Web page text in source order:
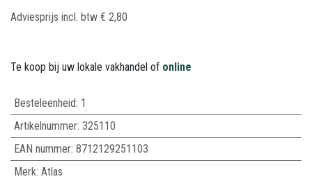
Adviesprijs incl. btw € 2,80
Te koop bij uw lokale vakhandel of online
Besteleenheid: 1
Artikelnummer: 325110
EAN nummer: 8712129251103
Merk: Atlas